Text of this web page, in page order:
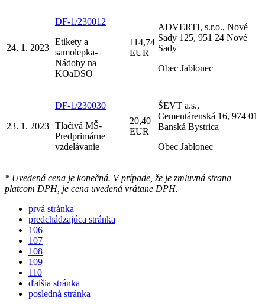
24. 1. 2023
DF-1/230012
Etikety a
samolepka-
Nádoby na
KOaDSO
114,74
EUR
ADVERTI, s.r.o., Nové
Sady 125, 951 24 Nové
Sady
Obec Jablonec
23. 1. 2023
DF-1/230030
Tlačivá MŠ-
Predprimárne
vzdelávanie
20,40
EUR
ŠEVT a.s.,
Cementárenská 16, 974 01
Banská Bystrica
Obec Jablonec
* Uvedená cena je konečná. V prípade, že je zmluvná strana
platcom DPH, je cena uvedená vrátane DPH.
prvá stránka
predchádzajúca stránka
106
107
108
109
110
ďalšia stránka
posledná stránka